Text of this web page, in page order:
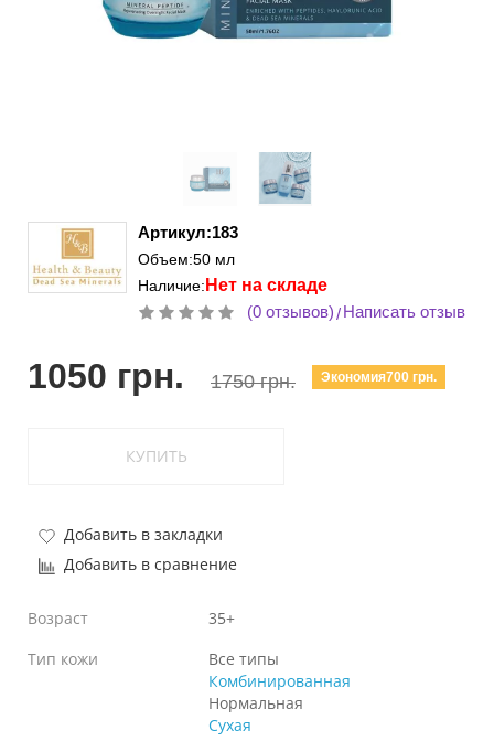
Артикул:183
Объем:50 мл
Наличие: Нет на складе
(0 отзывов)/Написать отзыв
1050 грн. 1750 грн. Экономия700 грн.
КУПИТЬ
Добавить в закладки
Добавить в сравнение
Возраст
35+
Тип кожи
Все типы
Комбинированная
Нормальная
Сухая